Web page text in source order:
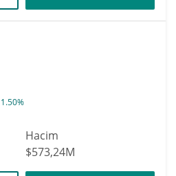
1.50%
Hacim
$573,24M